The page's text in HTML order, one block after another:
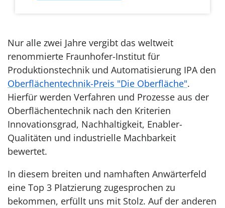
Nur alle zwei Jahre vergibt das weltweit
renommierte Fraunhofer-Institut für
Produktionstechnik und Automatisierung IPA den
Oberflächentechnik-Preis "Die Oberfläche".
Hierfür werden Verfahren und Prozesse aus der
Oberflächentechnik nach den Kriterien
Innovationsgrad, Nachhaltigkeit, Enabler-
Qualitäten und industrielle Machbarkeit
bewertet.
In diesem breiten und namhaften Anwärterfeld
eine Top 3 Platzierung zugesprochen zu
bekommen, erfüllt uns mit Stolz. Auf der anderen